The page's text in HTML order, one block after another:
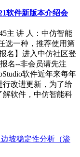
软件新版本介绍会
主 讲 人：中仿智能
选一种，推荐使用第
名】进入中仿社区登
名--非会员请先注
软件近年来每年
行改进更新，为了给
解软件，中仿智能科